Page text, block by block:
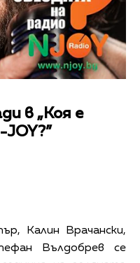
в „Коя е
Калин Врачански,
Вълдобрев се